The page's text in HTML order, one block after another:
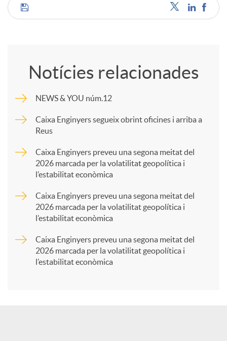
C
p
a
Notícies relacionades
NEWS & YOU núm.12
Caixa Enginyers segueix obrint oficines i arriba a
Reus
Caixa Enginyers preveu una segona meitat del
2026 marcada per la volatilitat geopolítica i
l’estabilitat econòmica
Caixa Enginyers preveu una segona meitat del
2026 marcada per la volatilitat geopolítica i
l’estabilitat econòmica
Caixa Enginyers preveu una segona meitat del
2026 marcada per la volatilitat geopolítica i
l’estabilitat econòmica